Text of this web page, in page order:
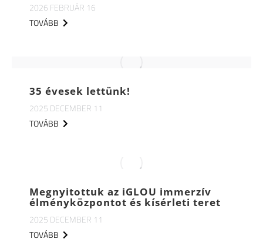
2026 FEBRUÁR 16
TOVÁBB
35 évesek lettünk!
2025 DECEMBER 11
TOVÁBB
Megnyitottuk az iGLOU immerzív
élményközpontot és kísérleti teret
2025 DECEMBER 11
TOVÁBB